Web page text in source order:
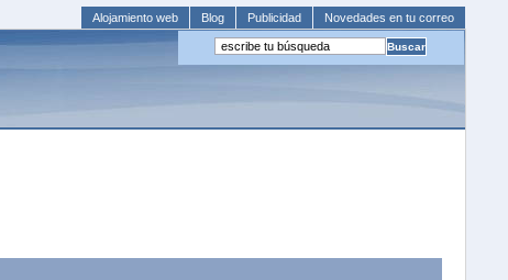
Alojamiento web Blog Publicidad Novedades en tu correo